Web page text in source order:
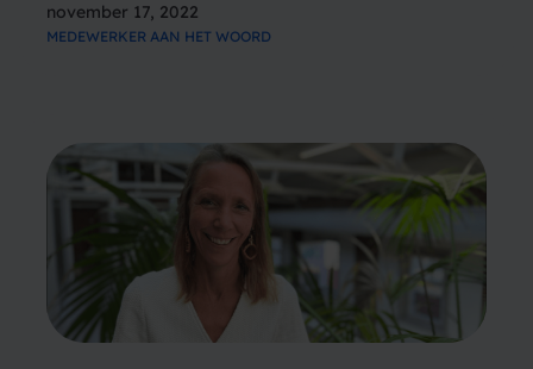
en studie en is met zijn 22 jaar de jongste
november 17, 2022
MEDEWERKER AAN HET WOORD